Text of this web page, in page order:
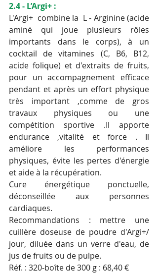
2.4 - L’Argi+ :
L'Argi+  combine la  L - Arginine (acide
aminé qui joue plusieurs rôles
importants dans le corps), à un
cocktail de vitamines (C, B6, B12,
acide folique) et d'extraits de fruits,
pour un accompagnement efficace
pendant et après un effort physique
très important ,comme de gros
travaux physiques ou une
compétition sportive .Il apporte
endurance ,vitalité et force . Il
améliore les performances
physiques, évite les pertes d'énergie
et aide à la récupération.
Cure énergétique ponctuelle,
déconseillée aux personnes
cardiaques.
Recommandations : mettre une
cuillère doseuse de poudre d'Argi+/
jour, diluée dans un verre d'eau, de
jus de fruits ou de pulpe.
Réf. : 320-boîte de 300 g : 68,40 €